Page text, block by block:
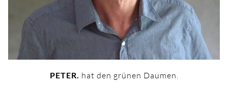
PETER. hat den grünen Daumen.